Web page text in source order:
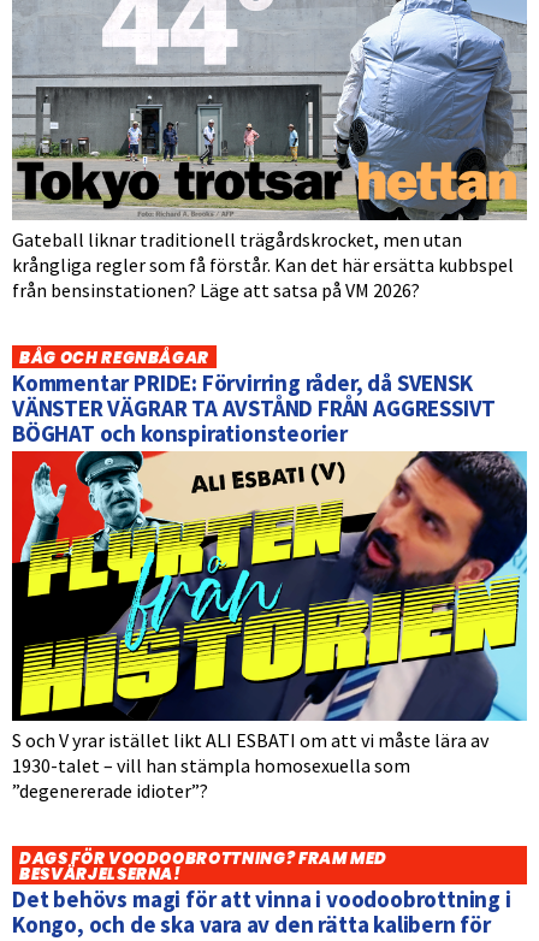
Gateball liknar traditionell trägårdskrocket, men utan
krångliga regler som få förstår. Kan det här ersätta kubbspel
från bensinstationen? Läge att satsa på VM 2026?
BÅG OCH REGNBÅGAR
Kommentar PRIDE: Förvirring råder, då SVENSK
VÄNSTER VÄGRAR TA AVSTÅND FRÅN AGGRESSIVT
BÖGHAT och konspirationsteorier
S och V yrar istället likt ALI ESBATI om att vi måste lära av
1930-talet – vill han stämpla homosexuella som
”degenererade idioter”?
DAGS FÖR VOODOOBROTTNING? FRAM MED
BESVÄRJELSERNA!
Det behövs magi för att vinna i voodoobrottning i
Kongo, och de ska vara av den rätta kalibern för